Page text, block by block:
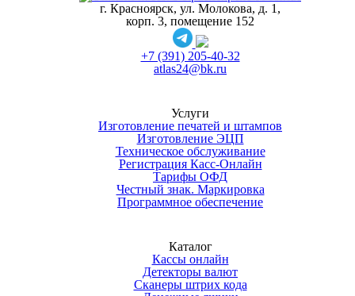
г. Красноярск, ул. Молокова, д. 1,
корп. 3, помещение 152
+7 (391) 205-40-32
atlas24@bk.ru
Услуги
Изготовление печатей и штампов
Изготовление ЭЦП
Техническое обслуживание
Регистрация Касс-Онлайн
Тарифы ОФД
Честный знак. Маркировка
Программное обеспечение
Каталог
Кассы онлайн
Детекторы валют
Сканеры штрих кода